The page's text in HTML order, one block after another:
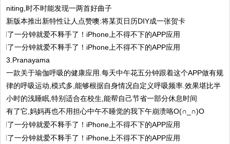
niting,时不时能发现一两首好曲子
新版本推出新特性让人点赞噢:将某页日历DIY成一张贺卡
3.Pranayama
一款关于瑜伽呼吸的健康应用.每天中午花五分钟跟着这个APP做有规
律的呼吸运动,模式多,能够根据自身情况自定义呼吸频率.效果堪比半
小时的浅睡眠,特别适合在校生,能帮自己节省一部分休息时间
有了它,妈妈再也不用担心中午不睡觉的我下午崩溃咯O(∩_∩)O